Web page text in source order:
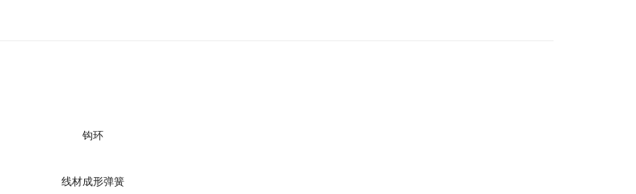
钩环
线材成形弹簧